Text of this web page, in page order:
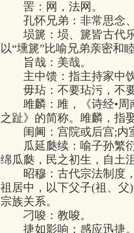
罟：网，法网。
孔怀兄弟：非常思念、
埙篪：埙、篪皆古代乐
以“壎篪”比喻兄弟亲密和
旨哉：美哉。
主中馈：指主持家中
毋玷：不要玷污，不
雎麟：雎，《诗经•周
之趾》的简称。雎麟，指
闺阃：宫院或后宫;内
瓜延瓞续：喻子孙繁衍
绵瓜瓞，民之初生，自土
昭穆：古代宗法制度，
祖居中，以下父子(祖、
宗族关系。
刁唆：教唆。
捷如影响：感应迅捷。